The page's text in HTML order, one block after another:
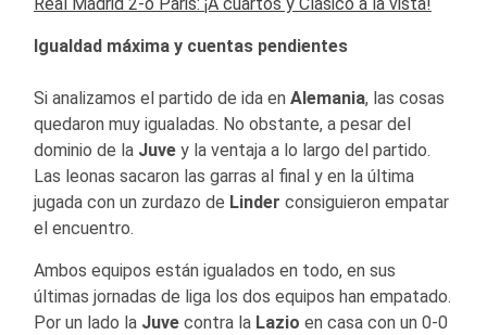
Real Madrid 2-o Paris: ¡A cuartos y Clásico a la vista!
Igualdad máxima y cuentas pendientes
Si analizamos el partido de ida en Alemania, las cosas
quedaron muy igualadas. No obstante, a pesar del
dominio de la Juve y la ventaja a lo largo del partido.
Las leonas sacaron las garras al final y en la última
jugada con un zurdazo de Linder consiguieron empatar
el encuentro.
Ambos equipos están igualados en todo, en sus
últimas jornadas de liga los dos equipos han empatado.
Por un lado la Juve contra la Lazio en casa con un 0-0